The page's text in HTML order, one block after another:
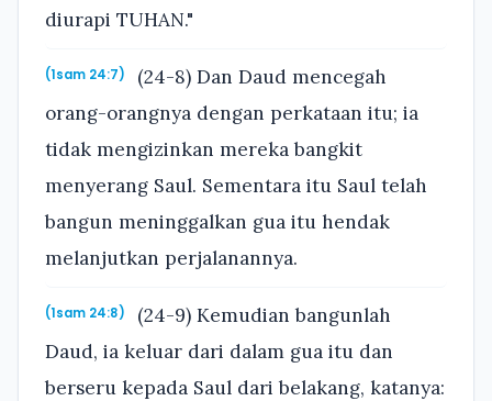
diurapi TUHAN."
(1sam 24:7)
(24-8) Dan Daud mencegah
orang-orangnya dengan perkataan itu; ia
tidak mengizinkan mereka bangkit
menyerang Saul. Sementara itu Saul telah
bangun meninggalkan gua itu hendak
melanjutkan perjalanannya.
(1sam 24:8)
(24-9) Kemudian bangunlah
Daud, ia keluar dari dalam gua itu dan
berseru kepada Saul dari belakang, katanya: